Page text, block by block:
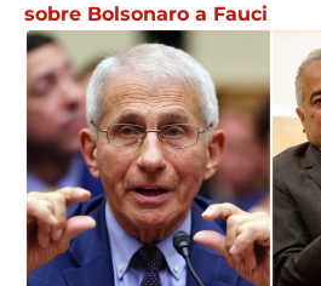
sobre Bolsonaro a Fauci